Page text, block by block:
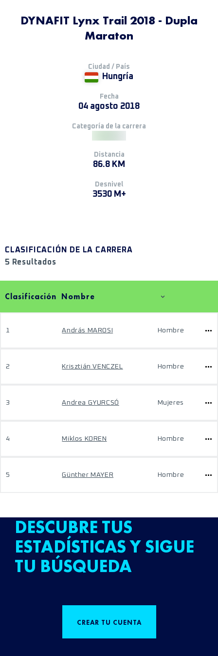
DYNAFIT Lynx Trail 2018 - Dupla
Maraton
Ciudad / País
Hungría
Fecha
04 agosto 2018
Categoría de la carrera
Distancia
86.8 KM
Desnivel
3530 M+
CLASIFICACIÓN DE LA CARRERA
5 Resultados
Clasificación Nombre
1 András MAROSI Hombre
2 Krisztián VENCZEL Hombre
3 Andrea GYURCSÓ Mujeres
4 Miklos KOREN Hombre
5 Günther MAYER Hombre
DESCUBRE TUS
ESTADÍSTICAS Y SIGUE
TU BÚSQUEDA
CREAR TU CUENTA